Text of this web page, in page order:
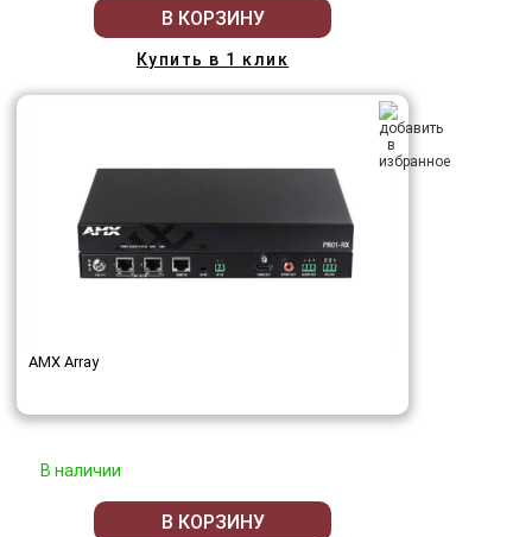
В КОРЗИНУ
Купить в 1 клик
AMX Array
В наличии
В КОРЗИНУ